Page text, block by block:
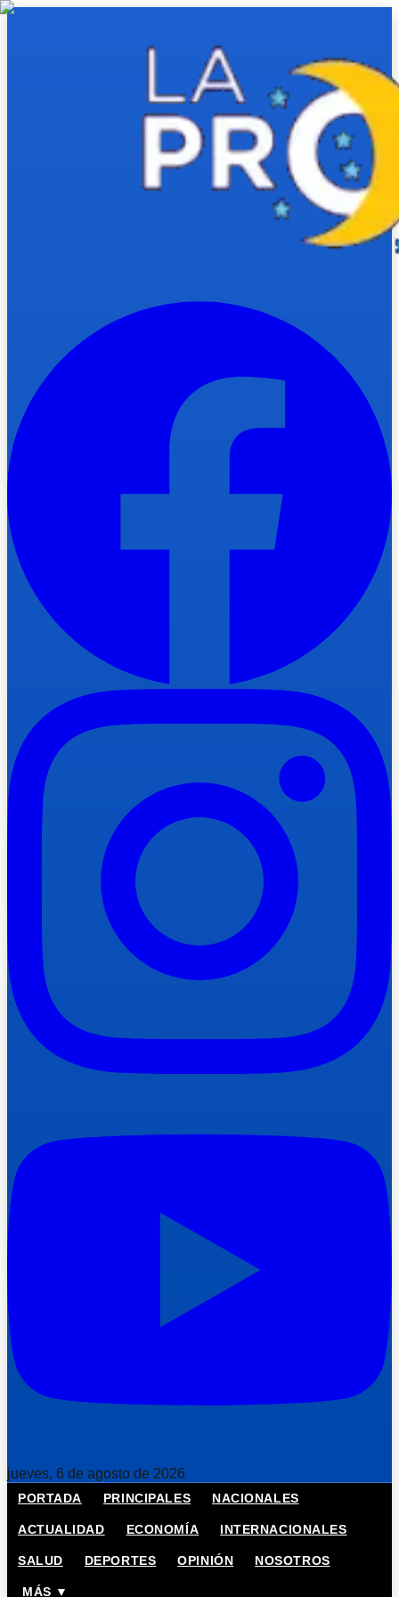
jueves, 6 de agosto de 2026
PORTADA PRINCIPALES NACIONALES
ACTUALIDAD ECONOMÍA INTERNACIONALES
SALUD DEPORTES OPINIÓN NOSOTROS
MÁS ▼